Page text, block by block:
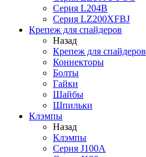
Серия L204B
Серия LZ200XFBJ
Крепеж для спайдеров
Назад
Крепеж для спайдеров
Коннекторы
Болты
Гайки
Шайбы
Шпильки
Клэмпы
Назад
Клэмпы
Серия J100A